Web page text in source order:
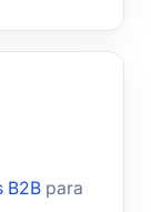
B2B para